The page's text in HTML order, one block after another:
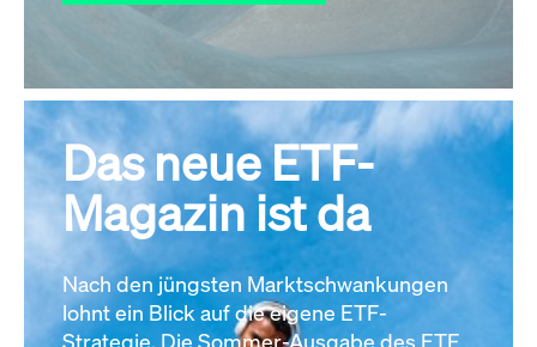
Alle Events
Das neue ETF-
Magazin ist da
Nach den jüngsten Marktschwankungen
lohnt ein Blick auf die eigene ETF-
Strategie. Die Sommer-Ausgabe des ETF